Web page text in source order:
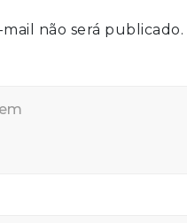
não será publicado.